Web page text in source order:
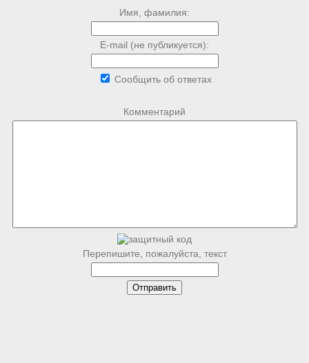
Имя, фамилия:
E-mail (не публикуется):
Сообщить об ответах
Комментарий
Перепишите, пожалуйста, текст